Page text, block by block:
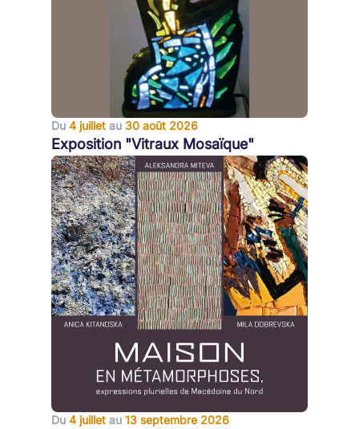
Du 4 juillet au 30 août 2026
Exposition "Vitraux Mosaïque"
Du 4 juillet au 13 septembre 2026